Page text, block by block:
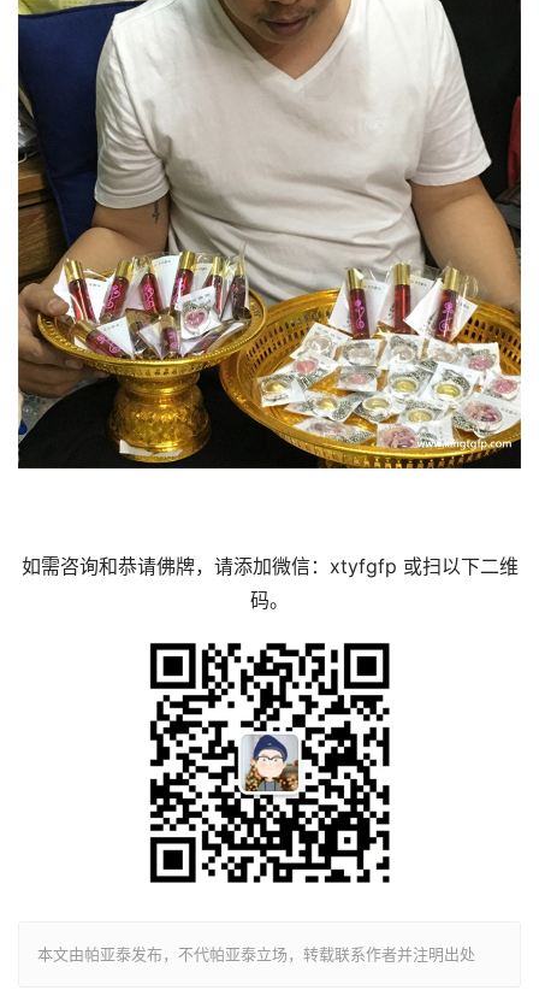
如需咨询和恭请佛牌，请添加微信：xtyfgfp 或扫以下二维
码。
本文由帕亚泰发布，不代帕亚泰立场，转载联系作者并注明出处